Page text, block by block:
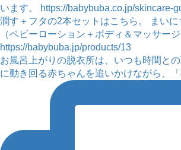
お風呂上がりの脱衣所は、いつも時間と
に動き回る赤ちゃんを追いかけながら、